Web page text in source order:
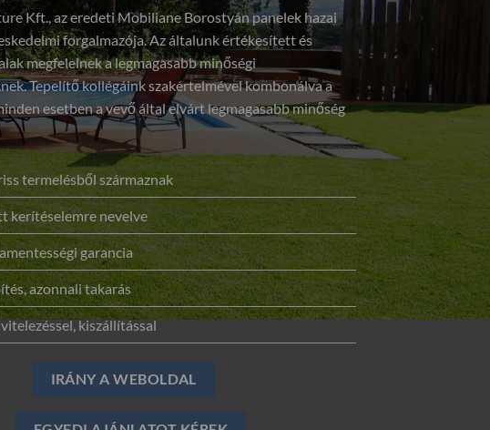
Kft., az eredeti Mobiliane Borostyán panelek hazai
forgalmazója. Az általunk értékesített és
megfelelnek a legmagasabb minőségi
Tepelítő kollégáink szakértelmével kombonálva a
esetben a vevő által elvárt legmagasabb minőség
termelésből származnak
kerítéselemre nevelve
garancia
azonnali takarás
kiszállítással
IRÁNY A WEBOLDAL